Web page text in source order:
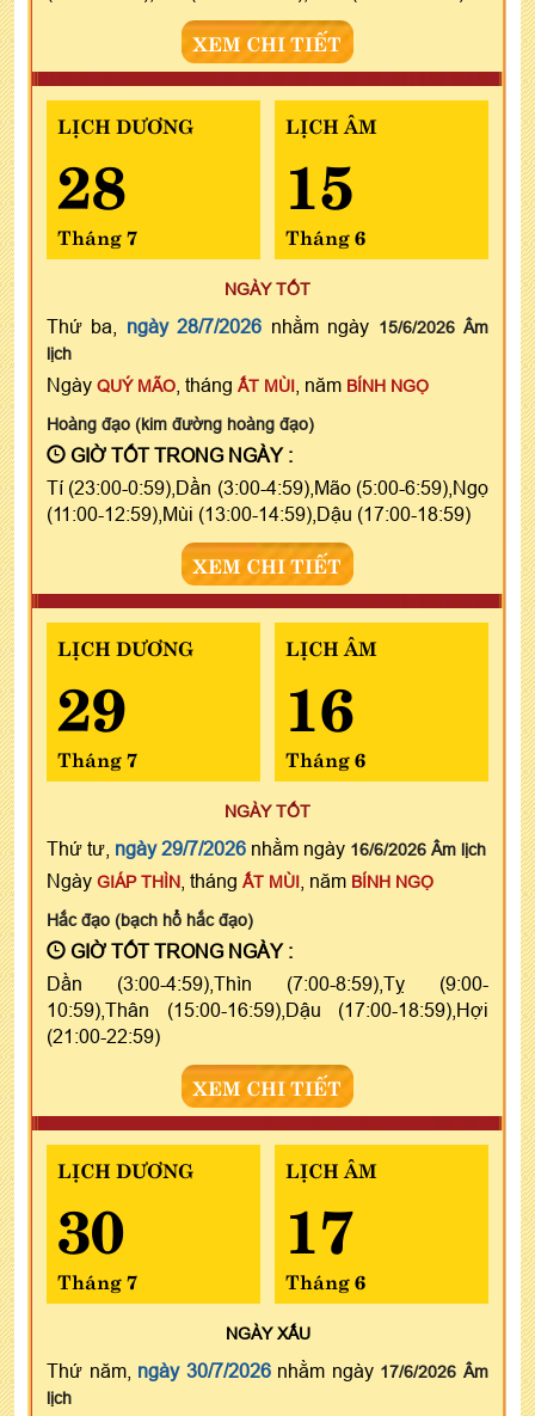
XEM CHI TIẾT
LỊCH DƯƠNG
28
Tháng 7
LỊCH ÂM
15
Tháng 6
NGÀY TỐT
Thứ ba, ngày 28/7/2026 nhằm ngày 15/6/2026 Âm
lịch
Ngày QUÝ MÃO , tháng ẤT MÙI , năm BÍNH NGỌ
Hoàng đạo (kim đường hoàng đạo)
GIỜ TỐT TRONG NGÀY :
Tí (23:00-0:59),Dần (3:00-4:59),Mão (5:00-6:59),Ngọ
(11:00-12:59),Mùi (13:00-14:59),Dậu (17:00-18:59)
XEM CHI TIẾT
LỊCH DƯƠNG
29
Tháng 7
LỊCH ÂM
16
Tháng 6
NGÀY TỐT
Thứ tư, ngày 29/7/2026 nhằm ngày 16/6/2026 Âm lịch
Ngày GIÁP THÌN , tháng ẤT MÙI , năm BÍNH NGỌ
Hắc đạo (bạch hổ hắc đạo)
GIỜ TỐT TRONG NGÀY :
Dần (3:00-4:59),Thìn (7:00-8:59),Tỵ (9:00-
10:59),Thân (15:00-16:59),Dậu (17:00-18:59),Hợi
(21:00-22:59)
XEM CHI TIẾT
LỊCH DƯƠNG
30
Tháng 7
LỊCH ÂM
17
Tháng 6
NGÀYXẤU
Thứ năm, ngày 30/7/2026nhằm ngày 17/6/2026 Âm
lịch